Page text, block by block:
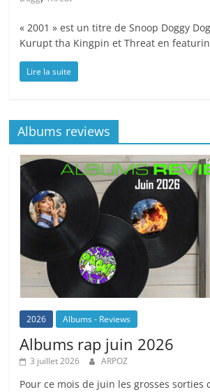
« 2001 » est un titre de Snoop Doggy
Kurupt tha Kingpin et Threat en
Lire la suite
Albums reviews
2026 Albums - Reviews
Albums rap juin 2026
3 juillet 2026 ARPOZ
Pour ce mois de juin les grosses sorties